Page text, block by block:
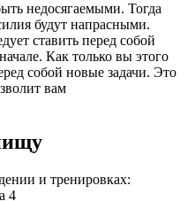
недосягаемыми. Тогда
будут напрасными.
ставить перед собой
Как только вы этого
собой новые задачи. Это
вам